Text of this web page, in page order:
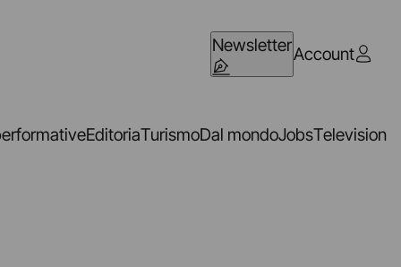
NewsletterAccount
EditoriaTurismoDal mondoJobsTelevision